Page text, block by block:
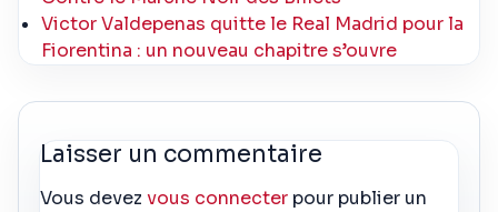
Victor Valdepenas quitte le Real Madrid pour la
Fiorentina : un nouveau chapitre s’ouvre
Laisser un commentaire
Vous devezvous connecter pour publier un